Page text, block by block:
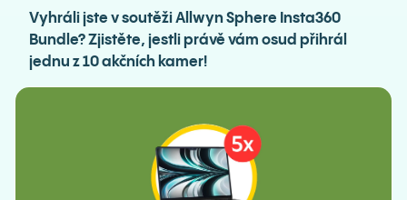
Vyhráli jste v soutěži Allwyn Sphere Insta360
Bundle? Zjistěte, jestli právě vám osud přihrál
jednu z 10 akčních kamer!